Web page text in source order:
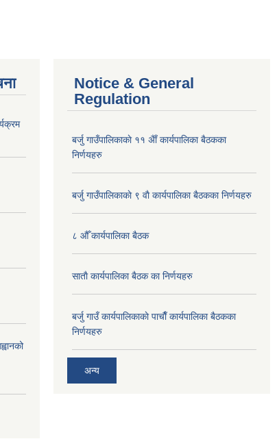
Notice & General
Regulation
बर्जु गाउँपालिकाकाे ११ अैाँ कार्यपालिका बैठकका
निर्णयहरु
बर्जु गाउँपालिकाकाे ९ वाै‌ कार्यपालिका बैठकका निर्णयहरु
८ औँ कार्यपालिका बैठक
साताै‌ कार्यपालिका बैठक का निर्णयहरु
बर्जु गाउँ कार्यपालिकाकाे पाचाै‌ँ कार्यपालिका बैठकका
निर्णयहरु
अन्य